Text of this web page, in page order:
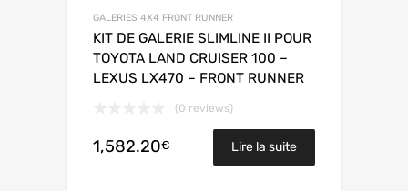
GALERIES 4X4 FRONT RUNNER
KIT DE GALERIE SLIMLINE II POUR
TOYOTA LAND CRUISER 100 –
LEXUS LX470 – FRONT RUNNER
(0 reviews)
1,582.20€ Lire la suite